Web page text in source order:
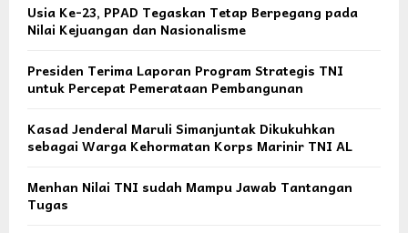
Usia Ke-23, PPAD Tegaskan Tetap Berpegang pada
Nilai Kejuangan dan Nasionalisme
Presiden Terima Laporan Program Strategis TNI
untuk Percepat Pemerataan Pembangunan
Kasad Jenderal Maruli Simanjuntak Dikukuhkan
sebagai Warga Kehormatan Korps Marinir TNI AL
Menhan Nilai TNI sudah Mampu Jawab Tantangan
Tugas